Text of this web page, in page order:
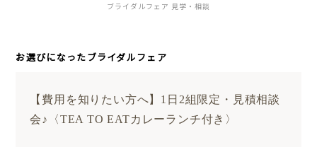
ブライダルフェア 見学・相談
お選びになったブライダルフェア
【費用を知りたい方へ】1日2組限定・見積相談
会♪〈TEA TO EATカレーランチ付き〉